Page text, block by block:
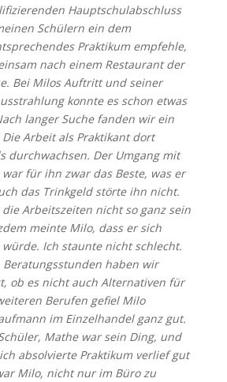
Hauptschulabschluss
Schülern ein dem
Praktikum empfehle,
nach einem Restaurant der
Bei Milos Auftritt und seiner
konnte es schon etwas
langer Suche fanden wir ein
Die Arbeit als Praktikant dort
durchwachsen. Der Umgang mit
für ihn zwar das Beste, was er
das Trinkgeld störte ihn nicht.
Arbeitszeiten nicht so ganz sein
meinte Milo, dass er sich
Ich staunte nicht schlecht.
haben wir
ob es nicht auch Alternativen für
Berufen gefiel Milo
im Einzelhandel ganz gut.
Mathe war sein Ding, und
absolvierte Praktikum verlief gut
Milo, nicht nur im Büro zu